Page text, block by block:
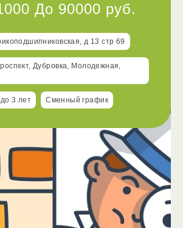
До 90000 руб.
д 13 стр 69
Дубровка, Молодежная,
3 лет Сменный график